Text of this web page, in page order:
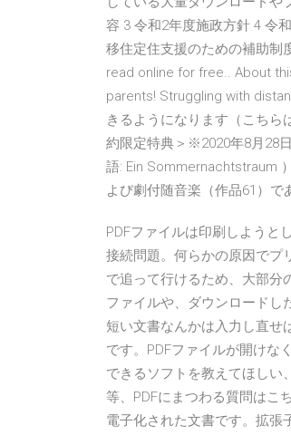
容 3 令和2年度施政方針 4 令
移住定住支援のための補助制
read online for free.. About
parents! Struggling with
きるようになります（こちら
約限定特典＞※2020年8月28
語: Ein Sommernachtstraum
よび劇付随音楽（作品61）で
PDFファイルは印刷しようと
接続問題。何らかの原因でプ
で追って行けるため、大部分
ファイルや、ダウンロードし
短い文書なんかは入力し直せ
です。PDFファイルが開けな
できるソフトを教えてほしい
等、PDFにまつわる質問はこ
電子化された文書です。拡張